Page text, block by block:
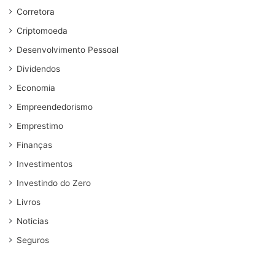
Corretora
Criptomoeda
Desenvolvimento Pessoal
Dividendos
Economia
Empreendedorismo
Emprestimo
Finanças
Investimentos
Investindo do Zero
Livros
Noticias
Seguros